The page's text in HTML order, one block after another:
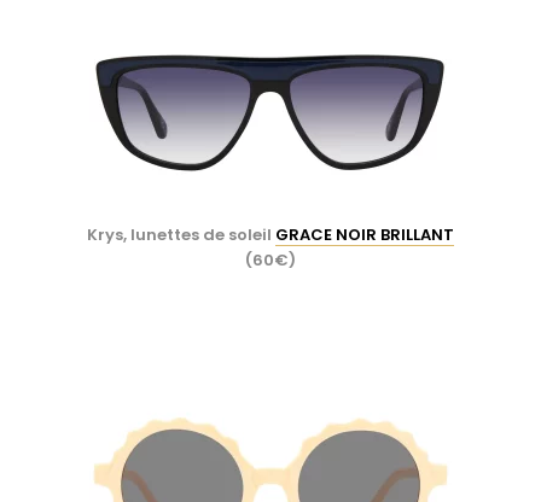
Krys, lunettes de soleil GRACE NOIR BRILLANT
(60€)